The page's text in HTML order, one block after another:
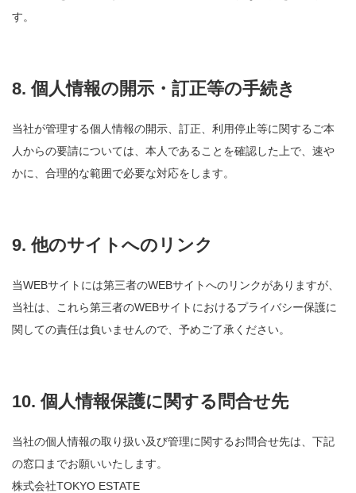
す。
8. 個人情報の開示・訂正等の手続き
当社が管理する個人情報の開示、訂正、利用停止等に関するご本
人からの要請については、本人であることを確認した上で、速や
かに、合理的な範囲で必要な対応をします。
9. 他のサイトへのリンク
当WEBサイトには第三者のWEBサイトへのリンクがありますが、
当社は、これら第三者のWEBサイトにおけるプライバシー保護に
関しての責任は負いませんので、予めご了承ください。
10. 個人情報保護に関する問合せ先
当社の個人情報の取り扱い及び管理に関するお問合せ先は、下記
の窓口までお願いいたします。
株式会社TOKYO ESTATE